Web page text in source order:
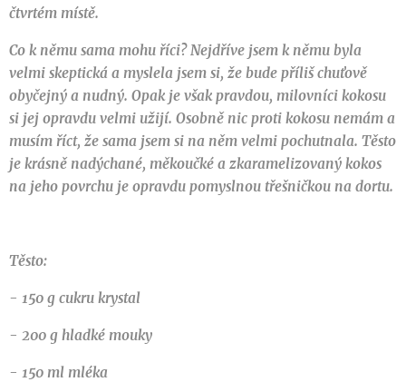
čtvrtém místě.
Co k němu sama mohu říci? Nejdříve jsem k němu byla
velmi skeptická a myslela jsem si, že bude příliš chuťově
obyčejný a nudný. Opak je však pravdou, milovníci kokosu
si jej opravdu velmi užijí. Osobně nic proti kokosu nemám a
musím říct, že sama jsem si na něm velmi pochutnala. Těsto
je krásně nadýchané, měkoučké a zkaramelizovaný kokos
na jeho povrchu je opravdu pomyslnou třešničkou na dortu.
Těsto:
- 150 g cukru krystal
- 200 g hladké mouky
- 150 ml mléka